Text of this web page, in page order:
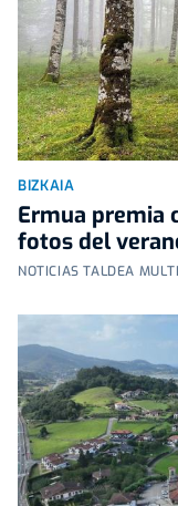
BIZKAIA
Ermua premia
fotos del
NOTICIAS TALDEA